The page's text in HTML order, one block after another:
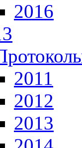
2016
2011
2012
2013